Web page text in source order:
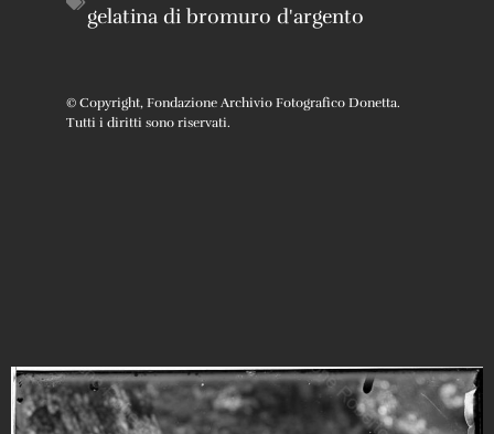
gelatina di bromuro d'argento
© Copyright, Fondazione Archivio Fotografico Donetta.
Tutti i diritti sono riservati.